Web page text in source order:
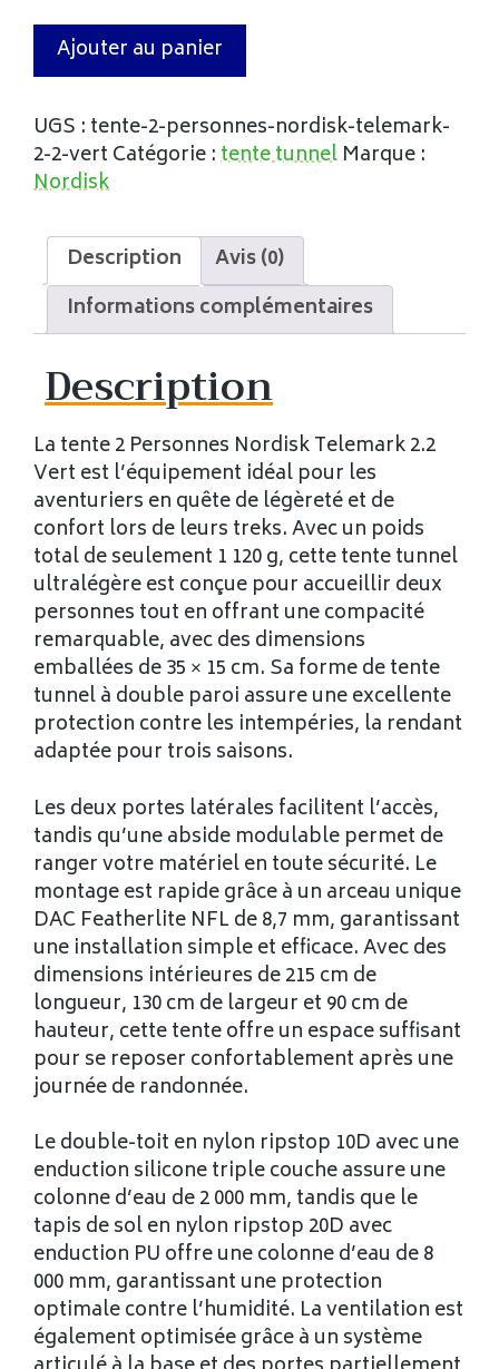
Ajouter au panier
UGS : tente-2-personnes-nordisk-telemark-
2-2-vert Catégorie :tente tunnel Marque :
Nordisk
Description
Avis (0)
Informations complémentaires
Description
La tente 2 Personnes Nordisk Telemark 2.2
Vert est l’équipement idéal pour les
aventuriers en quête de légèreté et de
confort lors de leurs treks. Avec un poids
total de seulement 1 120 g, cette tente tunnel
ultralégère est conçue pour accueillir deux
personnes tout en offrant une compacité
remarquable, avec des dimensions
emballées de 35 × 15 cm. Sa forme de tente
tunnel à double paroi assure une excellente
protection contre les intempéries, la rendant
adaptée pour trois saisons.
Les deux portes latérales facilitent l’accès,
tandis qu’une abside modulable permet de
ranger votre matériel en toute sécurité. Le
montage est rapide grâce à un arceau unique
DAC Featherlite NFL de 8,7 mm, garantissant
une installation simple et efficace. Avec des
dimensions intérieures de 215 cm de
longueur, 130 cm de largeur et 90 cm de
hauteur, cette tente offre un espace suffisant
pour se reposer confortablement après une
journée de randonnée.
Le double-toit en nylon ripstop 10D avec une
enduction silicone triple couche assure une
colonne d’eau de 2 000 mm, tandis que le
tapis de sol en nylon ripstop 20D avec
enduction PU offre une colonne d’eau de 8
000 mm, garantissant une protection
optimale contre l’humidité. La ventilation est
également optimisée grâce à un système